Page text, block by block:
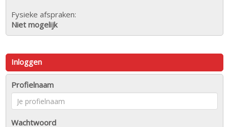
Fysieke afspraken:
Niet mogelijk
Inloggen
Profielnaam
Wachtwoord